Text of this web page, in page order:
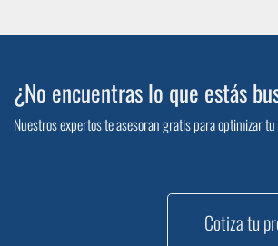
¿No encuentras lo que estás
Nuestros expertos te asesoran gratis para optimizar
Cotiza tu